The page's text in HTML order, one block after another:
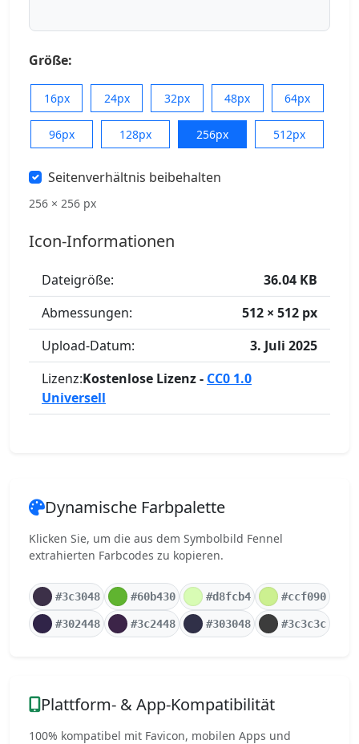
Größe:
16px 24px 32px 48px 64px
96px 128px 256px 512px
Seitenverhältnis beibehalten
256 × 256 px
Icon-Informationen
Dateigröße:
36.04 KB
Abmessungen:
512 × 512 px
Upload-Datum:
3. Juli 2025
Lizenz:Kostenlose Lizenz - CC0 1.0
Universell
Dynamische Farbpalette
Klicken Sie, um die aus dem Symbolbild Fennel
extrahierten Farbcodes zu kopieren.
#3c3048 #60b430 #d8fcb4 #ccf090
#302448 #3c2448 #303048 #3c3c3c
Plattform- & App-Kompatibilität
100% kompatibel mit Favicon, mobilen Apps und